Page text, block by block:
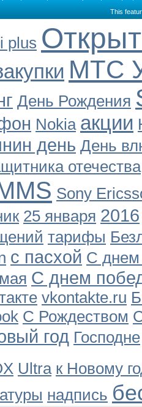
This
plus
МТС
День Рождения
Nokia акции
день День
отечества
Sony
25 января 2016
тарифы
с пасхой С днем
С днем
vkontakte.ru
С Рождеством
год Господне
Ultra к Новому
надпись